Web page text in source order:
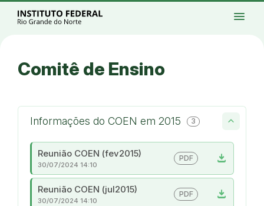
Ir para a página inicial
Ir para a busca
Alto contraste
menu
Comitê de Ensino
Informações do COEN em 2015 3
Reunião COEN (fev2015) download
PDF
30/07/2024 14:10
Reunião COEN (jul2015) download
PDF
30/07/2024 14:10